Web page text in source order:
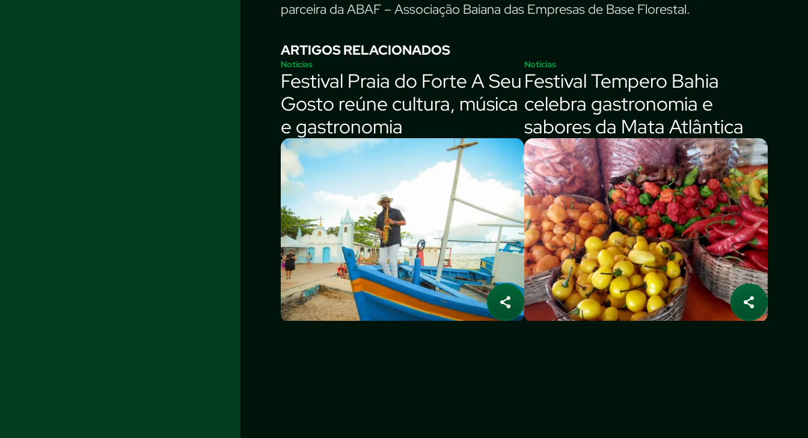
parceira da ABAF – Associação Baiana das Empresas de Base Florestal.
ARTIGOS RELACIONADOS
Notícias
Festival Praia do Forte A Seu
Gosto reúne cultura, música
e gastronomia
Notícias
Festival Tempero Bahia
celebra gastronomia e
sabores da Mata Atlântica